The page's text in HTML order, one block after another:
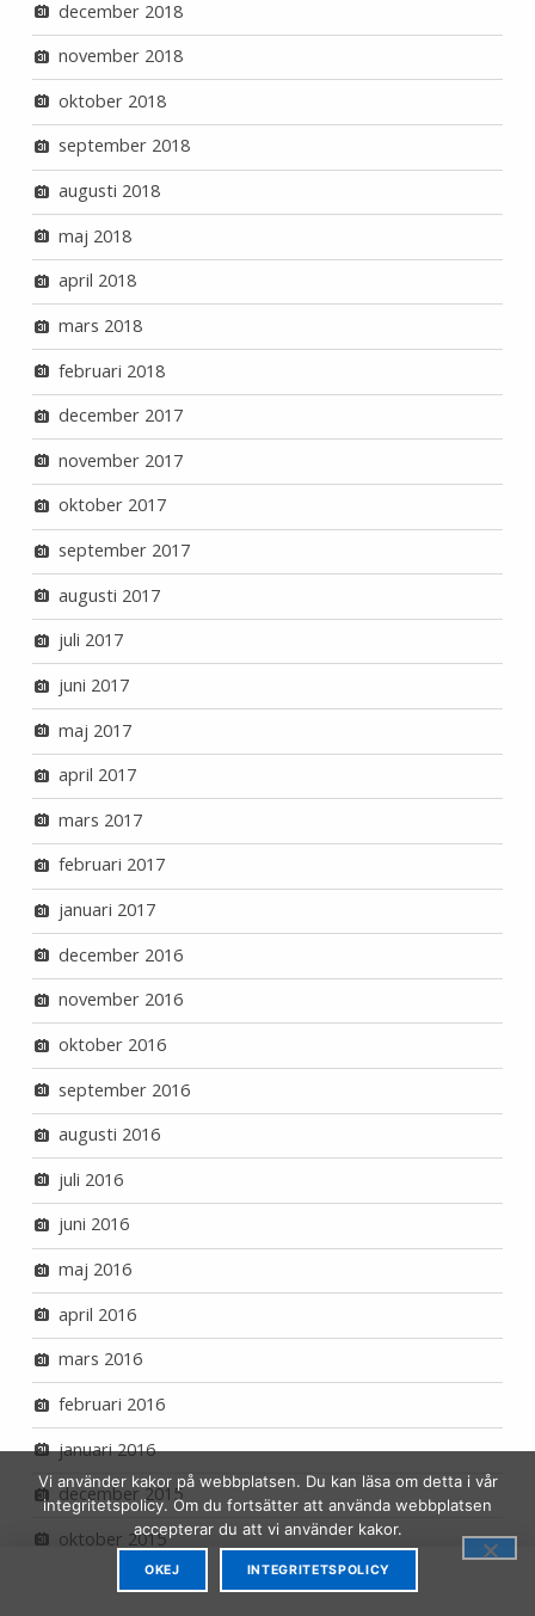
MENU
december 2018
november 2018
oktober 2018
september 2018
augusti 2018
maj 2018
april 2018
mars 2018
februari 2018
december 2017
november 2017
oktober 2017
september 2017
augusti 2017
juli 2017
juni 2017
maj 2017
april 2017
mars 2017
februari 2017
januari 2017
december 2016
november 2016
oktober 2016
september 2016
augusti 2016
juli 2016
juni 2016
maj 2016
april 2016
mars 2016
februari 2016
januari 2016
december 2015
oktober 2015
Vi använder kakor på webbplatsen. Du kan läsa om detta i vår
integritetspolicy. Om du fortsätter att använda webbplatsen
accepterar du att vi använder kakor.
OKEJ INTEGRITETSPOLICY